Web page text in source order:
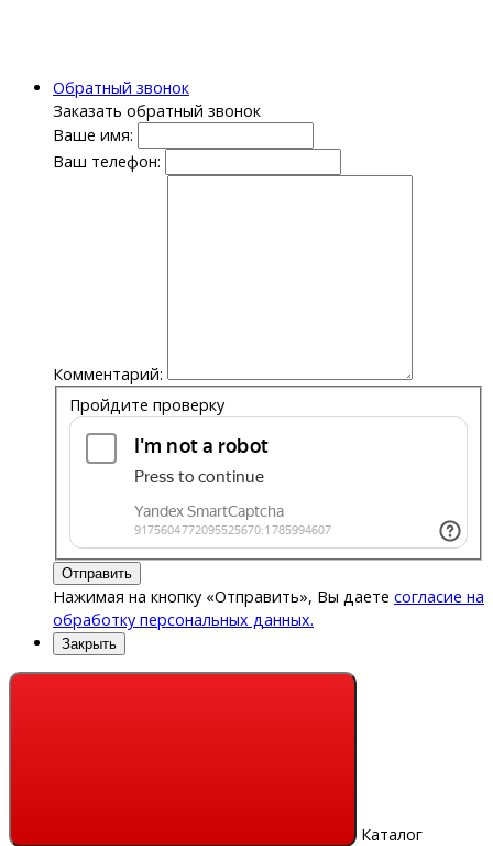
Обратный звонок
Заказать обратный звонок
Ваше имя:
Ваш телефон:
Комментарий:
Пройдите проверку
Отправить
Нажимая на кнопку «Отправить», Вы даете согласие на
обработку персональных данных.
Закрыть
Каталог